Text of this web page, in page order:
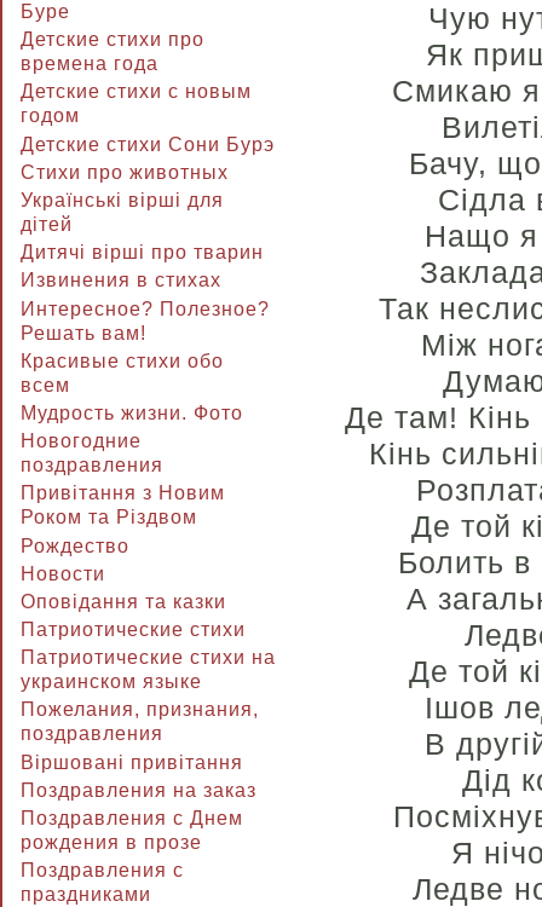
Буре
Детские стихи про
времена года
Детские стихи с новым
годом
Детские стихи Сони Бурэ
Стихи про животных
Українські вірші для
дітей
Дитячі вірші про тварин
Извинения в стихах
Интересное? Полезное?
Решать вам!
Красивые стихи обо
всем
Мудрость жизни. Фото
Новогодние
поздравления
Привітання з Новим
Роком та Різдвом
Рождество
Новости
Оповідання та казки
Патриотические стихи
Патриотические стихи на
украинском языке
Пожелания, признания,
поздравления
Віршовані привітання
Поздравления на заказ
Поздравления с Днем
рождения в прозе
Поздравления с
праздниками
Чую
Як
Смикаю я
Бачу,
Сідла
Нащо я
Так
Між
Де там!
Кінь
Де той
Болить в
А
Де той
Ішов
В
Дід
Я
Ледве